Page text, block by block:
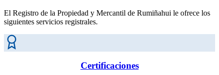
El Registro de la Propiedad y Mercantil de Rumiñahui le ofrece los
siguientes servicios registrales.
Certificaciones